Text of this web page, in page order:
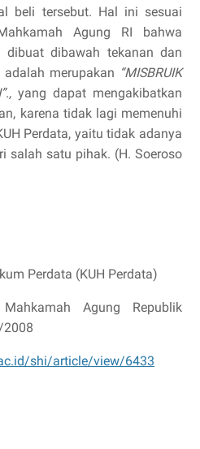
beli tersebut. Hal ini sesuai
Agung RI bahwa
dibawah tekanan dan
merupakan “MISBRUIK
yang dapat mengakibatkan
karena tidak lagi memenuhi
Perdata, yaitu tidak adanya
salah satu pihak. (H. Soeroso
Perdata (KUH Perdata)
Agung Republik
2008
shi/article/view/6433